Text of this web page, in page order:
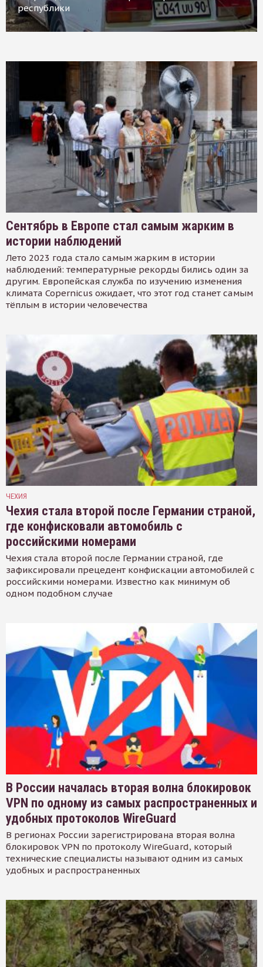
республики
Сентябрь в Европе стал самым жарким в
истории наблюдений
Лето 2023 года стало самым жарким в истории
наблюдений: температурные рекорды бились один за
другим. Европейская служба по изучению изменения
климата Copernicus ожидает, что этот год станет самым
тёплым в истории человечества
ЧЕХИЯ
Чехия стала второй после Германии страной,
где конфисковали автомобиль с
российскими номерами
Чехия стала второй после Германии страной, где
зафиксировали прецедент конфискации автомобилей с
российскими номерами. Известно как минимум об
одном подобном случае
В России началась вторая волна блокировок
VPN по одному из самых распространенных и
удобных протоколов WireGuard
В регионах России зарегистрирована вторая волна
блокировок VPN по протоколу WireGuard, который
технические специалисты называют одним из самых
удобных и распространенных